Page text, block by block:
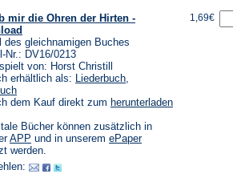
mir die Ohren der Hirten -
des gleichnamigen Buches
Nr.: DV16/0213
von: Horst Christill
erhältlich als: Liederbuch,
dem Kauf direkt zum herunterladen
Bücher können zusätzlich in
APP (Öffnet
in
neuen
und in unserem ePaper(Öffnet
werden.
1,69€